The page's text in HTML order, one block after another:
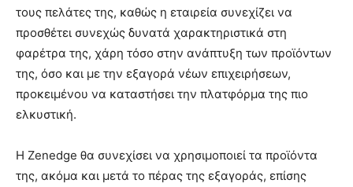
τους πελάτες της, καθώς η εταιρεία συνεχίζει να
προσθέτει συνεχώς δυνατά χαρακτηριστικά στη
φαρέτρα της, χάρη τόσο στην ανάπτυξη των προϊόντων
της, όσο και με την εξαγορά νέων επιχειρήσεων,
προκειμένου να καταστήσει την πλατφόρμα της πιο
ελκυστική.
Η Zenedge θα συνεχίσει να χρησιμοποιεί τα προϊόντα
της, ακόμα και μετά το πέρας της εξαγοράς, επίσης